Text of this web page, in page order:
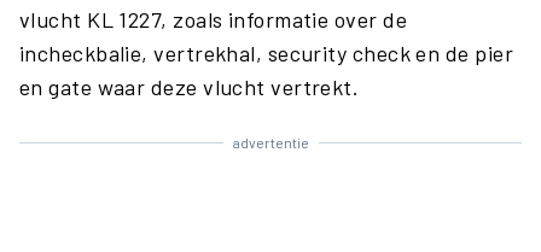
vlucht KL 1227, zoals informatie over de
incheckbalie, vertrekhal, security check en de pier
en gate waar deze vlucht vertrekt.
advertentie